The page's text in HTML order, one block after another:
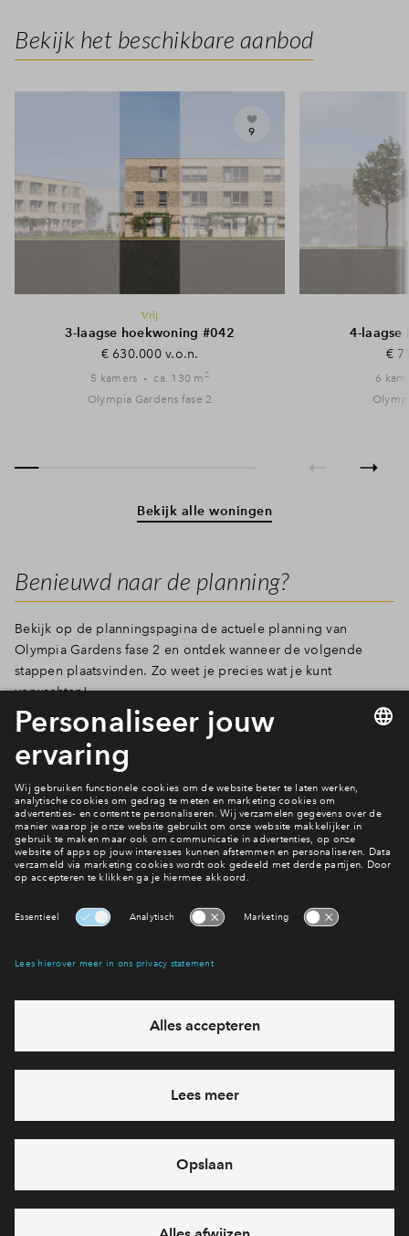
Bekijk het beschikbare aanbod
9
Vrij
3-laagse hoekwoning #042
€ 630.000 v.o.n.
5 kamers ca. 130 m2
Olympia Gardens fase 2
4-laagse
€
6
Bekijk alle woningen
Benieuwd naar de planning?
Bekijk op de planningspagina de actuele planning van
Olympia Gardens fase 2 en ontdek wanneer de volgende
stappen plaatsvinden. Zo weet je precies wat je kunt
verwachten!
Bekijk de planning
Iets vragen?
Wij helpen je graag!
Interesse? Meld je dan snel aan
Hiermee blijf je op de hoogte van het belangrijkste nieuws en
Ja, ik wil mij aanmelden
Heb je een vraag en wil je direct antwoord? Bel ons op
71 22 712
feestdagen)
vandaag gesloten, zaterdag zijn we vanaf
10:00 uur weer
bereikbaar